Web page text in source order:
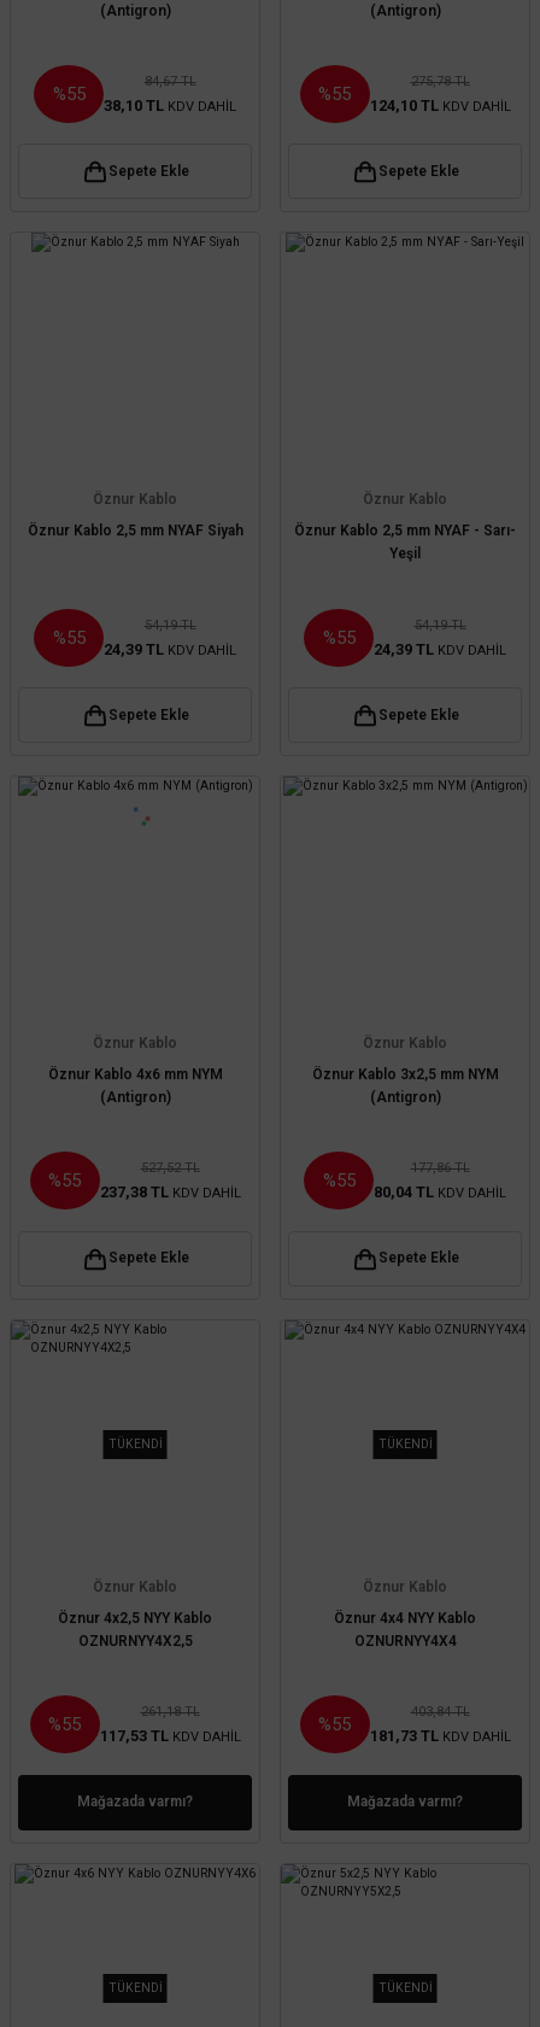
(Antigron)
%55
84,67 TL
38,10 TL KDV DAHİL
Sepete Ekle
(Antigron)
%55
275,78 TL
124,10 TL KDV DAHİL
Sepete Ekle
Öznur Kablo
Öznur Kablo 2,5 mm NYAF Siyah
%55
54,19 TL
24,39 TL KDV DAHİL
Sepete Ekle
Öznur Kablo
Öznur Kablo 2,5 mm NYAF - Sarı-
Yeşil
%55
54,19 TL
24,39 TL KDV DAHİL
Sepete Ekle
Öznur Kablo
Öznur Kablo 4x6 mm NYM
(Antigron)
%55
527,52 TL
237,38 TL KDV DAHİL
Sepete Ekle
Öznur Kablo
Öznur Kablo 3x2,5 mm NYM
(Antigron)
%55
177,86 TL
80,04 TL KDV DAHİL
Sepete Ekle
TÜKENDİ
Öznur Kablo
Öznur 4x2,5 NYY Kablo
OZNURNYY4X2,5
%55
261,18 TL
117,53 TL KDV DAHİL
Mağazada varmı?
TÜKENDİ
Öznur Kablo
Öznur 4x4 NYY Kablo
OZNURNYY4X4
%55
403,84 TL
181,73 TL KDV DAHİL
Mağazada varmı?
TÜKENDİ TÜKENDİ